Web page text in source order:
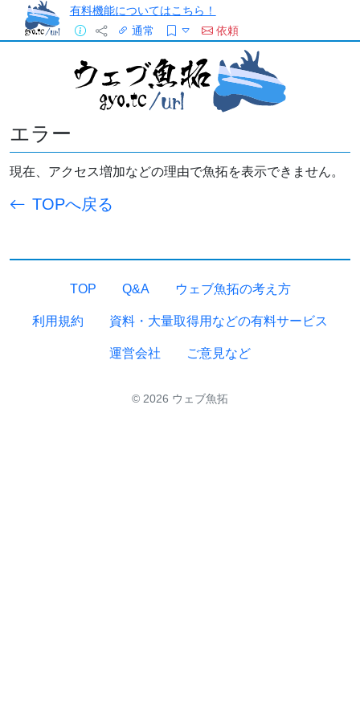
有料機能についてはこちら！
通常
依頼